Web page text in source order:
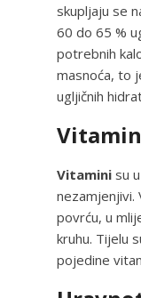
skupljaju se
60 do 65 %
potrebnih
masnoća, to
ugljičnih
Vitamini su
nezamjenjivi.
povrću, u
kruhu. Tijelu
pojedine